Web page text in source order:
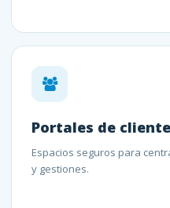
Portales de
Espacios seguros para
y gestiones.